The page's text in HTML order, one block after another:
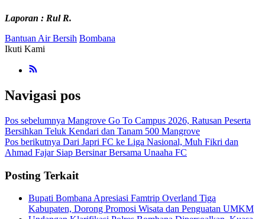
Laporan : Rul R.
Bantuan Air Bersih Bombana
Ikuti Kami
Navigasi pos
Pos sebelumnya Mangrove Go To Campus 2026, Ratusan Peserta
Bersihkan Teluk Kendari dan Tanam 500 Mangrove
Pos berikutnya Dari Japri FC ke Liga Nasional, Muh Fikri dan
Ahmad Fajar Siap Bersinar Bersama Unaaha FC
Posting Terkait
Bupati Bombana Apresiasi Famtrip Overland Tiga
Kabupaten, Dorong Promosi Wisata dan Penguatan UMKM